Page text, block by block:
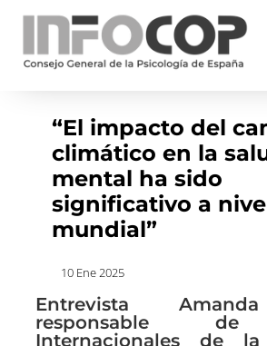
“El impacto del
climático en la
mental ha sido
significativo a
mundial”
10 Ene 2025
Entrevista
responsable de
Internacionales de la